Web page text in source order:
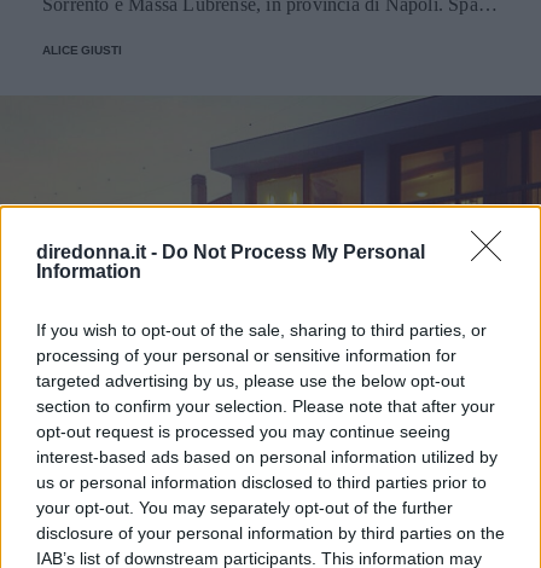
diredonna.it - Do Not Process My Personal
Information
If you wish to opt-out of the sale, sharing to third parties, or
processing of your personal or sensitive information for
targeted advertising by us, please use the below opt-out
section to confirm your selection. Please note that after your
opt-out request is processed you may continue seeing
interest-based ads based on personal information utilized by
us or personal information disclosed to third parties prior to
your opt-out. You may separately opt-out of the further
disclosure of your personal information by third parties on the
IAB’s list of downstream participants. This information may
coperti Capo Santa Fortunata può accogliere il ricevimento
nella sala ricevimenti ampia ed elegante con una terrazza
panoramica. L’atmosfera è esclusiva, grazie
all’illuminazione con luci di candela, ai profumi di fiori
d’arancio e di limoni e alla brezza proveniente dalle
persone. Servizi offerti Capo Santa Fortunata ospita un
solo evento al giorno senza restrizioni orarie e si avvale di
personalizzazioni. Gli sposi possono richiedere il
pernottamento nella suite nuziale e celebrare il rito del
matrimonio all’interno del giardino della villa. Menu Capo
Santa Fortunata ha un proprio staff specializzato in vari
tipi di cucina – tradizionale, regionale e mediterranea. I
menu sono personalizzabili e si possono richiedere anche
soluzioni per ospiti vegetariani, vegani o con intolleranze
alimentari. Anche la torta nuziale è servita dalla struttura.
Costo I menu hanno un costo di partenza di 180€, ma è
necessario richiedere un preventivo per i dettagli. Contatti
ALICE GIUSTI